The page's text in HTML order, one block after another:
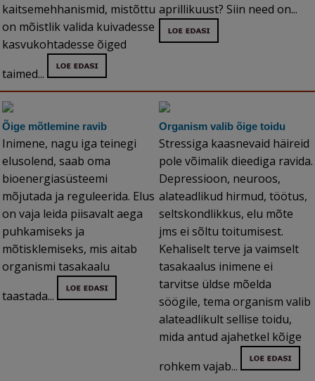
kaitsemehhanismid, mistõttu
on mõistlik valida kuivadesse
kasvukohtadesse õiged
taimed...
aprillikuust? Siin need on...
Õige mõtlemine ravib
Inimene, nagu iga teinegi
elusolend, saab oma
bioenergiasüsteemi
mõjutada ja reguleerida. Elus
on vaja leida piisavalt aega
puhkamiseks ja
mõtisklemiseks, mis aitab
organismi tasakaalu
taastada...
Organism valib õige toidu
Stressiga kaasnevaid häireid
pole võimalik dieediga ravida.
Depressioon, neuroos,
alateadlikud hirmud, töötus,
seltskondlikkus, elu mõte
jms ei sõltu toitumisest.
Kehaliselt terve ja vaimselt
tasakaalus inimene ei
tarvitse üldse mõelda
söögile, tema organism valib
alateadlikult sellise toidu,
mida antud ajahetkel kõige
rohkem vajab...